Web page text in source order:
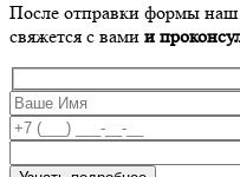
После отправки формы
свяжется с вами и